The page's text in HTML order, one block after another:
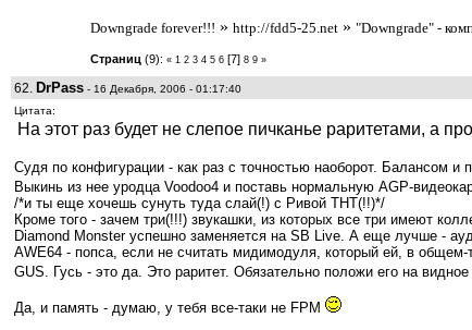
Downgrade forever!!! » http://fdd5-25.net» "Downgrade" -
Страниц (9): « 1 2 3 4 5 6 [7] 8 9 »
62. DrPass - 16 Декабря, 2006 - 01:17:40
Цитата:
На этот раз будет не слепое пичканье раритетами, а
Судя по конфигурации - как раз с точностью наоборот. Балансом и
Выкинь из нее уродца Voodoo4 и поставь нормальную AGP-
/*и ты еще хочешь сунуть туда слай(!) с Ривой ТНТ(!!)*/
Кроме того - зачем три(!!!) звукашки, из которых все три имеют
Diamond Monster успешно заменяется на SB Live. А еще лучше -
AWE64 - попса, если не считать мидимодуля, который ей, в
GUS. Гусь - это да. Это раритет. Обязательно положи его на
Да, и память - думаю, у тебя все-таки не FPM